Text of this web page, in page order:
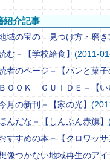
紹介記事
域の宝の 見つけ方・磨き
む－【学校給食】(2011-
者のページ－【パンと菓
ＯＯＫ ＧＵＩＤＥ－【い
月の新刊－【家の光】
んだな－【しんぶん赤旗】
すすめの本－【クロワッサ
像つかない地域再生のア